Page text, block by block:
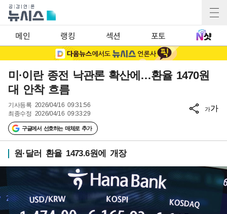
메인 랭킹 섹션 포토
미·이란 종전 낙관론 확산에…환율 1470원
대 안착 흐름
기사등록 2026/04/16 09:31:56
최종수정 2026/04/16 09:33:29
구글에서 선호하는 매체로 추가
가가
원·달러 환율 1473.6원에 개장